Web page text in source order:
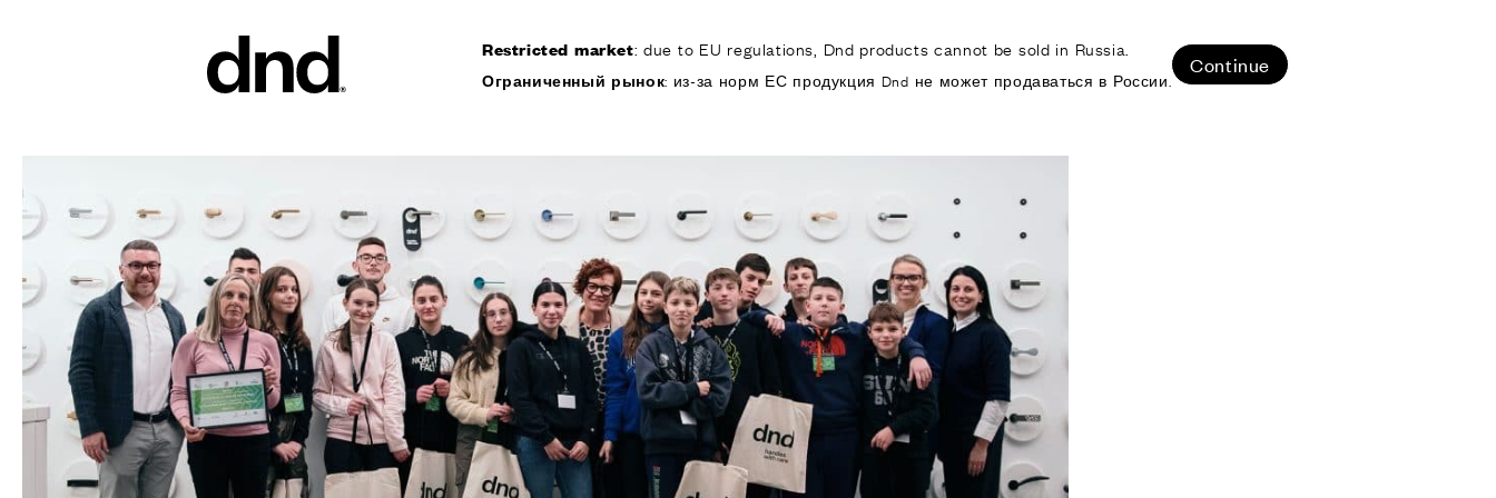
Restricted market: due to EU regulations, Dnd products cannot be sold in Russia.
Ограниченный рынок: из-за норм ЕС продукция Dnd не может продаваться в России.
Continue
КОМПАНИЯ ИЗДЕЛИЯРЕАЛИЗОВАННЫЕ ПРОЕКТЫ
Новый каталог Dnd 26–27
Ручки для дверей
Ручки для окон
Ручки-скобы для дверей и
ворот
Персонализированные
ручки
Круглые ручки для дверей
Мебельные ручки и
аксессуары
Ручки для подъемно-
сдвижных дверей